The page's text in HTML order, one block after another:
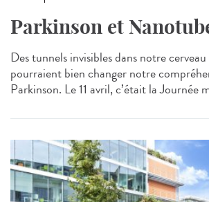
Parkinson et
Des tunnels invisibles dans notre
pourraient bien changer notre
Parkinson. Le 11 avril, c’était la Journée